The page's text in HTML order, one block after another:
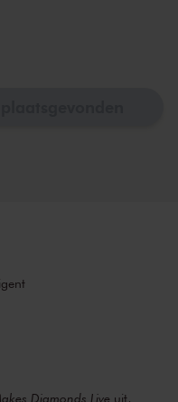
Diamonds Live uit,